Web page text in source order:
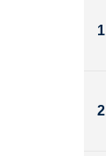
1
2